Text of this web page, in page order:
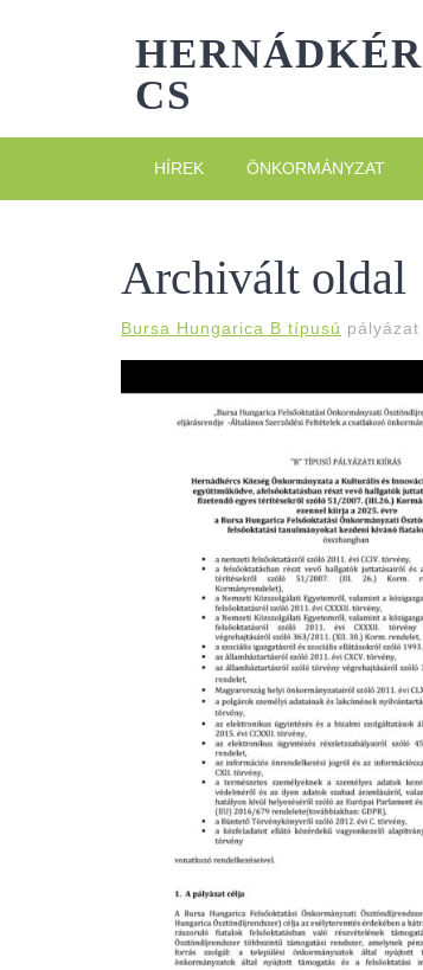
HERNÁDKÉR
CS
HÍREK ÖNKORMÁNYZAT
Archivált oldal
Bursa Hungarica B típusú pályázat